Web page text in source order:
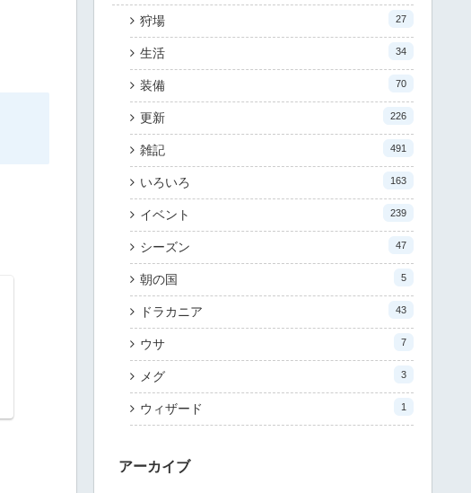
狩場 27
生活 34
装備 70
更新 226
雑記 491
いろいろ 163
イベント 239
シーズン 47
朝の国 5
ドラカニア 43
ウサ 7
メグ 3
ウィザード 1
アーカイブ